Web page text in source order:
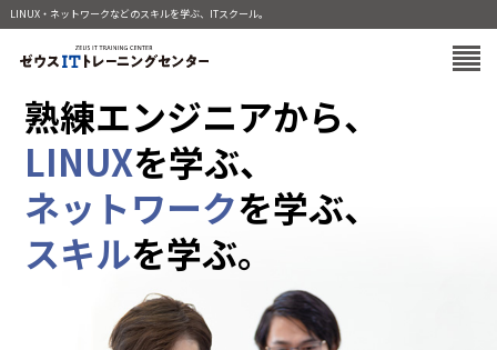
LINUX・ネットワークなどのスキルを学ぶ、ITスクール。
熟練エンジニアから、
LINUXを学ぶ、
ネットワークを学ぶ、
スキルを学ぶ。